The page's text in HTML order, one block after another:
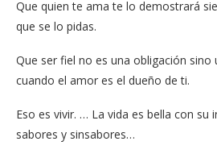
Que quien te ama te lo demostrará
que se lo pidas.
Que ser fiel no es una obligación sino
cuando el amor es el dueño de ti.
Eso es vivir. … La vida es bella con su
sabores y sinsabores…